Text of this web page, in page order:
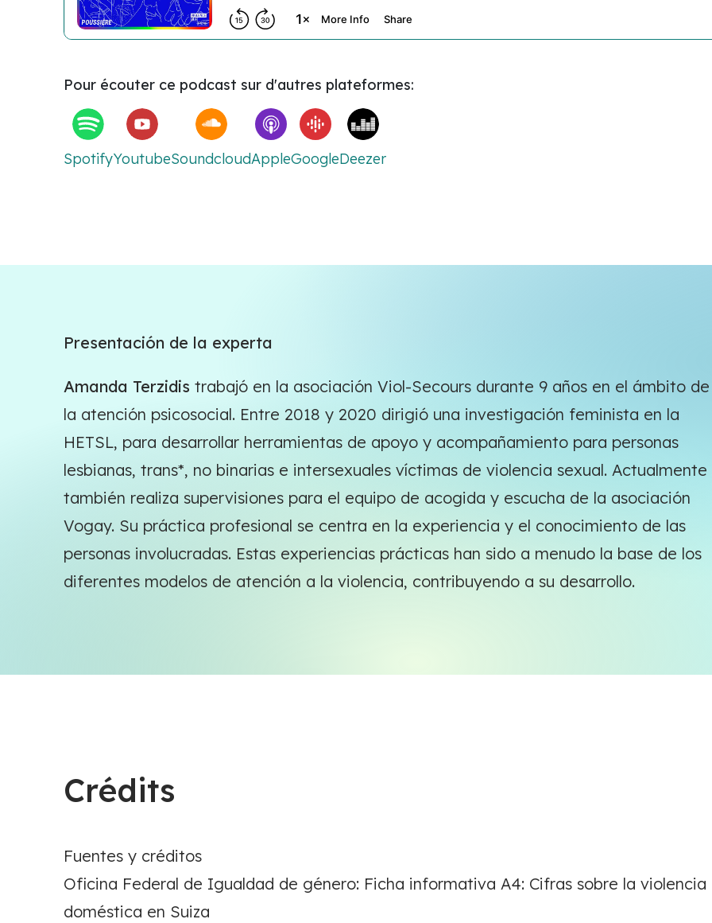
Pour écouter ce podcast sur d'autres plateformes:
SpotifyYoutubeSoundcloudAppleGoogleDeezer
Presentación de la experta
Amanda Terzidis trabajó en la asociación Viol-Secours durante 9 años en el ámbito de
la atención psicosocial. Entre 2018 y 2020 dirigió una investigación feminista en la
HETSL, para desarrollar herramientas de apoyo y acompañamiento para personas
lesbianas, trans*, no binarias e intersexuales víctimas de violencia sexual. Actualmente
también realiza supervisiones para el equipo de acogida y escucha de la asociación
Vogay. Su práctica profesional se centra en la experiencia y el conocimiento de las
personas involucradas. Estas experiencias prácticas han sido a menudo la base de los
diferentes modelos de atención a la violencia, contribuyendo a su desarrollo.
Crédits
Fuentes y créditos
Oficina Federal de Igualdad de género: Ficha informativa A4: Cifras sobre la violencia
doméstica en Suiza